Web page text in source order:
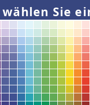
Sie